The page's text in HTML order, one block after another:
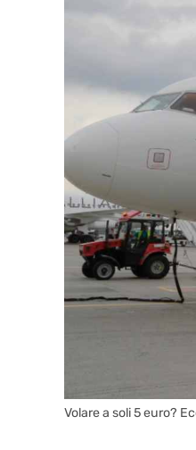
Volare a soli 5 euro?